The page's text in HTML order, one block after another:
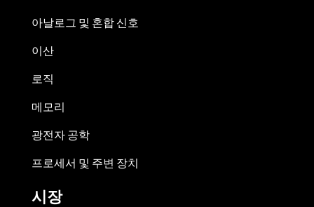
아날로그 및 혼합 신호
이산
로직
메모리
광전자 공학
프로세서 및 주변 장치
시장